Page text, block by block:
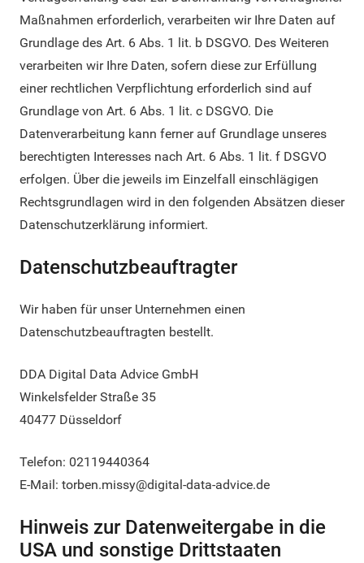
Maßnahmen erforderlich, verarbeiten wir Ihre Daten auf
Grundlage des Art. 6 Abs. 1 lit. b DSGVO. Des Weiteren
verarbeiten wir Ihre Daten, sofern diese zur Erfüllung
einer rechtlichen Verpflichtung erforderlich sind auf
Grundlage von Art. 6 Abs. 1 lit. c DSGVO. Die
Datenverarbeitung kann ferner auf Grundlage unseres
berechtigten Interesses nach Art. 6 Abs. 1 lit. f DSGVO
erfolgen. Über die jeweils im Einzelfall einschlägigen
Rechtsgrundlagen wird in den folgenden Absätzen dieser
Datenschutzerklärung informiert.
Datenschutz­beauftragter
Wir haben für unser Unternehmen einen
Datenschutzbeauftragten bestellt.
DDA Digital Data Advice GmbH
Winkelsfelder Straße 35
40477 Düsseldorf
Telefon: 02119440364
E-Mail: torben.missy@digital-data-advice.de
Hinweis zur Datenweitergabe in die
USA und sonstige Drittstaaten